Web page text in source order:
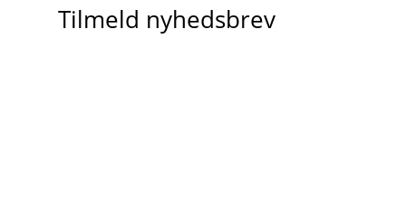
Tilmeld nyhedsbrev